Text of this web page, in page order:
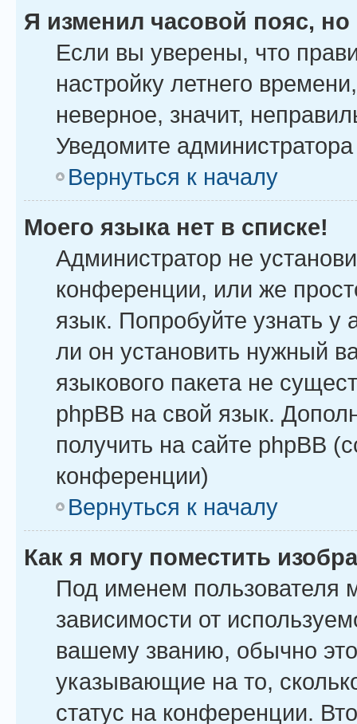
Я изменил часовой пояс,
Если вы уверены, что
настройку летнего
неверное, значит,
Уведомите
Вернуться к началу
Моего языка нет в списке!
Администратор не
конференции, или же
язык. Попробуйте узнать
ли он установить нужный
языкового пакета не
phpBB на свой язык.
получить на сайте phpBB
конференции)
Вернуться к началу
Как я могу поместить
Под именем пользователя
зависимости от
вашему званию, обычно это
указывающие на то,
статус на конференции.